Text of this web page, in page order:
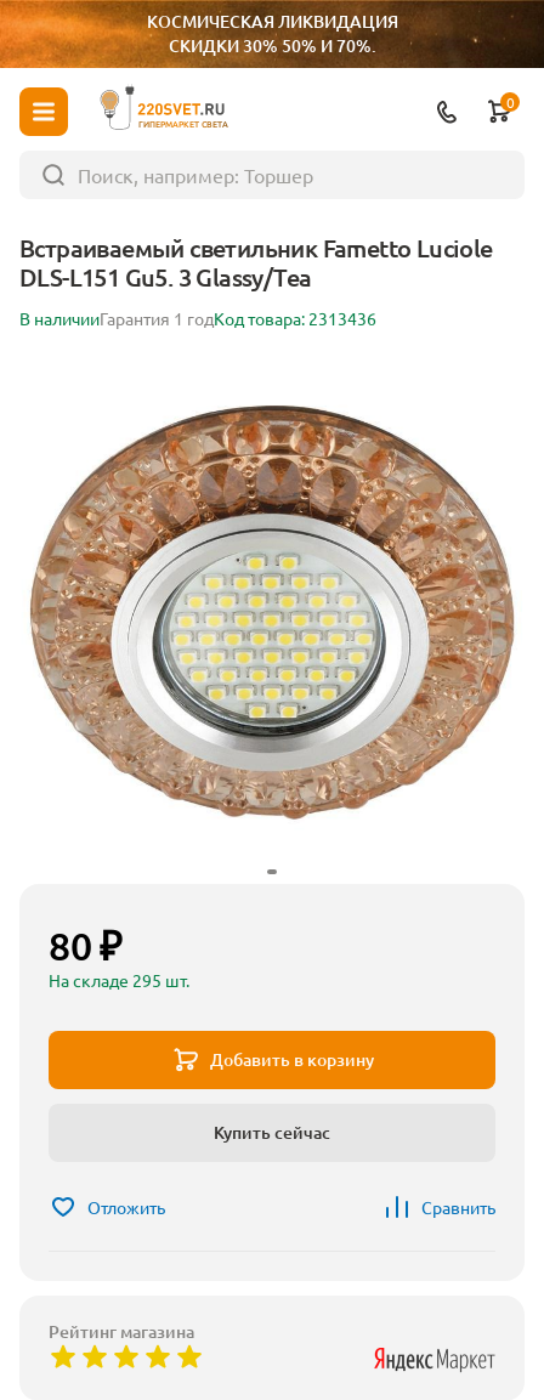
КОСМИЧЕСКАЯ ЛИКВИДАЦИЯ
СКИДКИ 30% 50% И 70%.
ГИПЕРМАРКЕТ СВЕТА
0
Встраиваемый светильник Fametto Luciole
DLS-L151 Gu5. 3 Glassy/Tea
В наличииГарантия 1 годКод товара: 2313436
80 ₽
На складе 295 шт.
Добавить в корзину
Купить сейчас
Отложить Сравнить
Рейтинг магазина